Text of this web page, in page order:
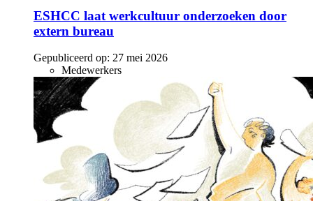
ESHCC laat werkcultuur onderzoeken door
extern bureau
Gepubliceerd op: 27 mei 2026
Medewerkers